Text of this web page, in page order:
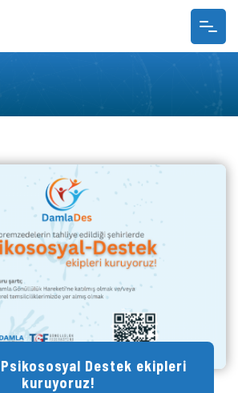
ANASAYFA
PROJELER
S.S.S
GALERI
UDG RADYO
BIZE ULAŞIN
GÖNÜLLÜ OL
Psikososyal Destek ekipleri
kuruyoruz!